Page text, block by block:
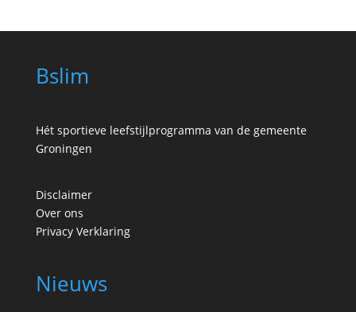
Bslim
Hét sportieve leefstijlprogramma van de gemeente
Groningen
Disclaimer
Over ons
Privacy Verklaring
Nieuws